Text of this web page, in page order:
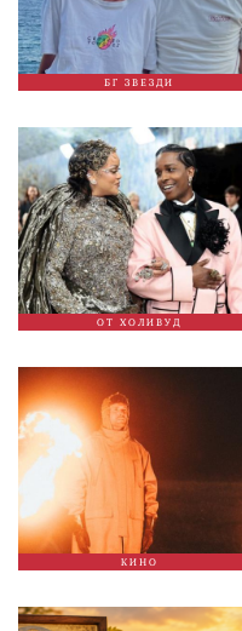
БГ ЗВЕЗДИ
ОТ ХОЛИВУД
КИНО